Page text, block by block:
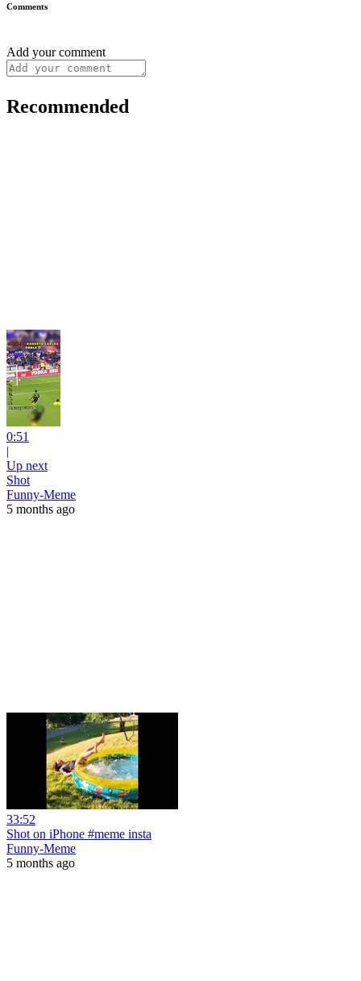
Comments
Add your comment
Recommended
0:51
|
Up next
Shot
Funny-Meme
5 months ago
33:52
Shot on iPhone #meme insta
Funny-Meme
5 months ago